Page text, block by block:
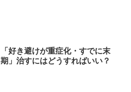
「好き避けが重症化・すでに末
期」治すにはどうすればいい？